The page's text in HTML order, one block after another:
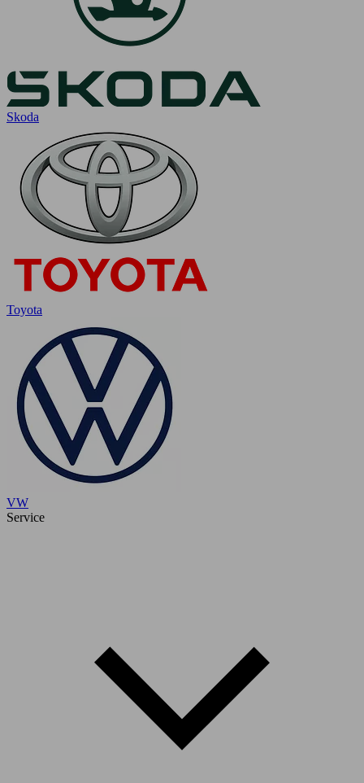
Skoda
Toyota
VW
Service